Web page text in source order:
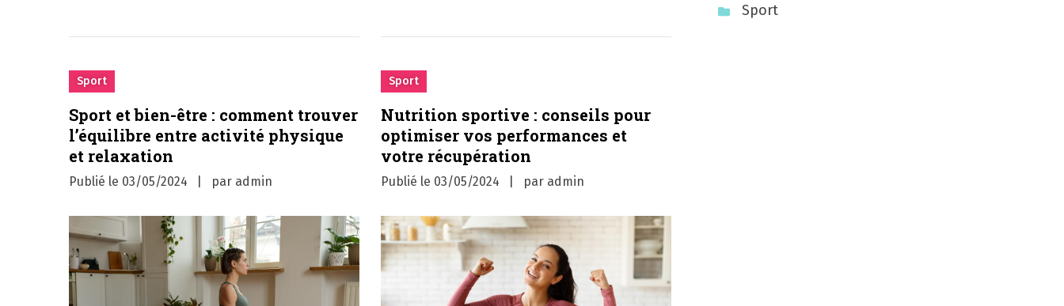
Sport
Sport et bien-être : comment trouver
l’équilibre entre activité physique
et relaxation
Publié le 03/05/2024 par admin
Sport
Nutrition sportive : conseils pour
optimiser vos performances et
votre récupération
Publié le 03/05/2024 par admin
Sport